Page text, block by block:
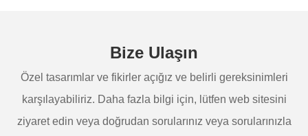
Bize Ulaşın
Özel tasarımlar ve fikirler açığız ve belirli gereksinimleri
karşılayabiliriz. Daha fazla bilgi için, lütfen web sitesini
ziyaret edin veya doğrudan sorularınız veya sorularınızla